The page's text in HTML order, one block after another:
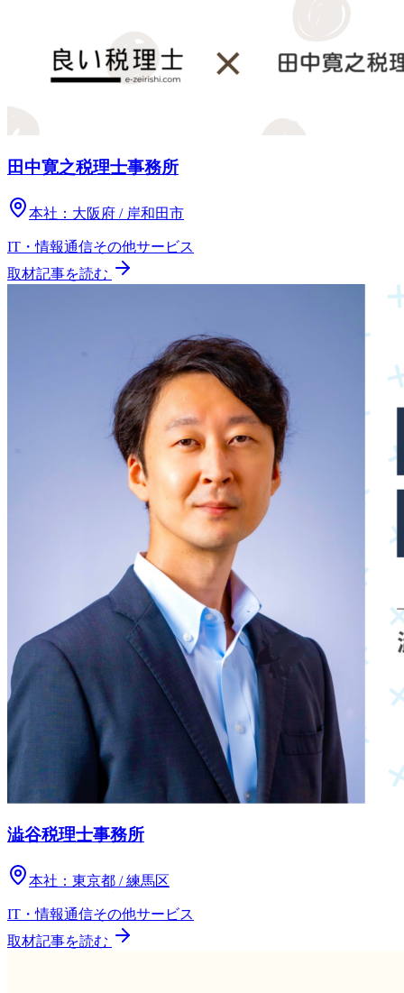
田中寛之税理士事務所
本社： 大阪府 / 岸和田市
IT・情報通信その他サービス
取材記事を読む
澁谷税理士事務所
本社： 東京都 / 練馬区
IT・情報通信その他サービス
取材記事を読む